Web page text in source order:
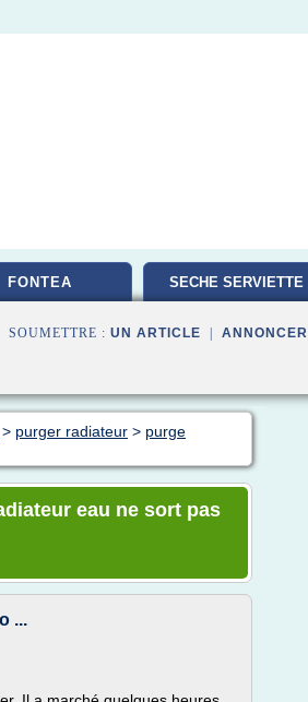
FONTEA SECHE SERVIETTE
: UN ARTICLE ANNONCER
> purger radiateur > purge
eau ne sort pas
...